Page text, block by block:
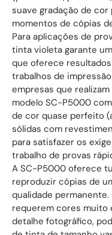
suave gradação de
momentos de cópias
Para aplicações de
tinta violeta garante
que oferece
trabalhos de
empresas que
modelo SC-P5000
de cor quase perfeito
sólidas com
para satisfazer os
trabalho de provas
A SC-P5000 oferece
reproduzir cópias de
qualidade
requerem cores muito
detalhe fotográfico,